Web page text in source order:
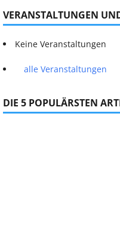
VERANSTALTUNGEN
Keine Veranstaltungen
alle Veranstaltungen
DIE 5 POPULÄRSTEN